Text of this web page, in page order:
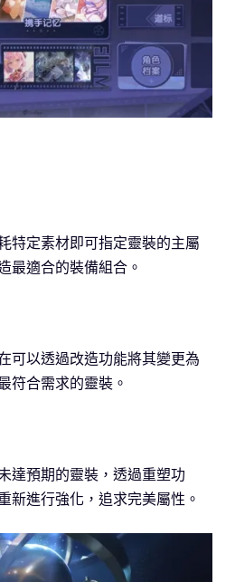
特定素材即可指定靈裝的主屬
最適合的裝備組合。
可以透過改造功能將其變更為
符合需求的靈裝。
達預期的靈裝，透過重塑功
新進行強化，追求完美屬性。